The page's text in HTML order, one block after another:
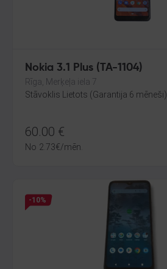
Nokia 3.1 Plus (TA-1104)
Rīga, Merķeļa iela 7
Stāvoklis Lietots (Garantija 6 mēneši)
60.00 €
No 2.73€/mēn.
-10%